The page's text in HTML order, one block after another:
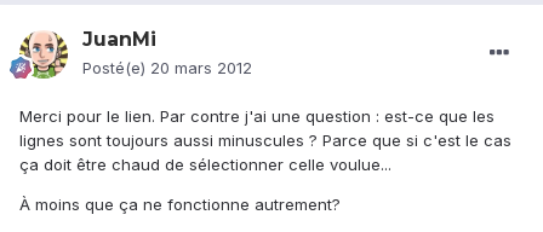
JuanMi
Posté(e) 20 mars 2012
Merci pour le lien. Par contre j'ai une question : est-ce que les
lignes sont toujours aussi minuscules ? Parce que si c'est le cas
ça doit être chaud de sélectionner celle voulue...
À moins que ça ne fonctionne autrement?